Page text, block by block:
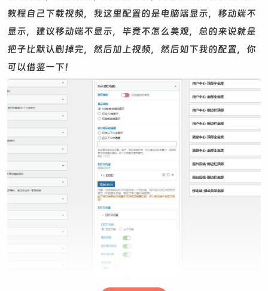
教程自己下载视频，我这里配置的是电脑端显示，移动端不
显示，建议移动端不显示，毕竟不怎么美观，总的来说就是
把子比默认删掉完，然后加上视频，然后如下我的配置，你
可以借鉴一下！